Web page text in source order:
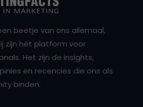
beetje van ons allemaal,
zijn hét platform voor
Het zijn de insights,
en recencies die ons als
binden.